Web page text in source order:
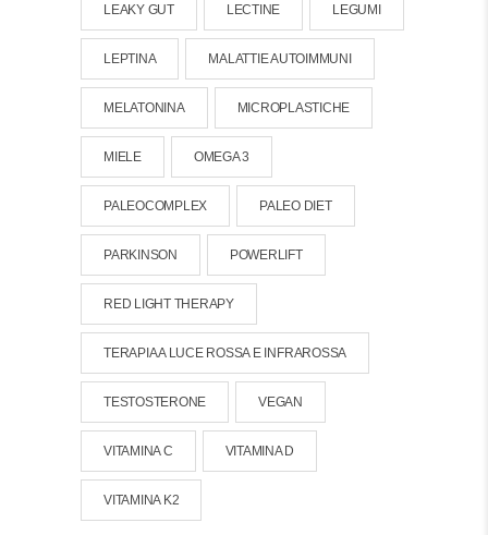
LEAKY GUT LECTINE LEGUMI
LEPTINA MALATTIE AUTOIMMUNI
MELATONINA MICROPLASTICHE
MIELE OMEGA 3
PALEOCOMPLEX PALEO DIET
PARKINSON POWERLIFT
RED LIGHT THERAPY
TERAPIA A LUCE ROSSA E INFRAROSSA
TESTOSTERONE VEGAN
VITAMINA C VITAMINA D
VITAMINA K2